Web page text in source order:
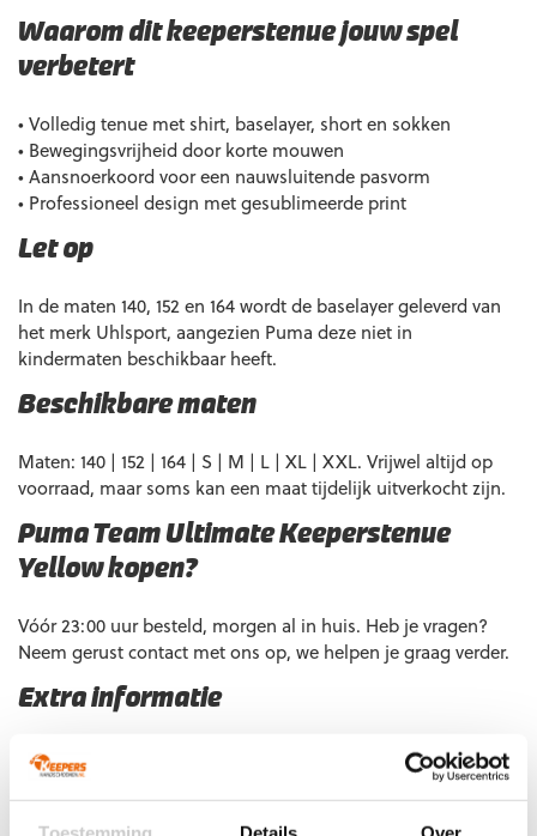
Extra informatie
Maat
140, 152, 164, S, M, L, XL, XXL
Ondergrond
Gras,Kunstgras,Zaal
Waarom dit keeperstenue jouw spel
verbetert
• Volledig tenue met shirt, baselayer, short en sokken
• Bewegingsvrijheid door korte mouwen
• Aansnoerkoord voor een nauwsluitende pasvorm
• Professioneel design met gesublimeerde print
Let op
In de maten 140, 152 en 164 wordt de baselayer geleverd van
het merk Uhlsport, aangezien Puma deze niet in
kindermaten beschikbaar heeft.
Beschikbare maten
Maten: 140 | 152 | 164 | S | M | L | XL | XXL. Vrijwel altijd op
voorraad, maar soms kan een maat tijdelijk uitverkocht zijn.
Puma Team Ultimate Keeperstenue
Yellow kopen?
Vóór 23:00 uur besteld, morgen al in huis. Heb je vragen?
Neem gerust contact met ons op, we helpen je graag verder.